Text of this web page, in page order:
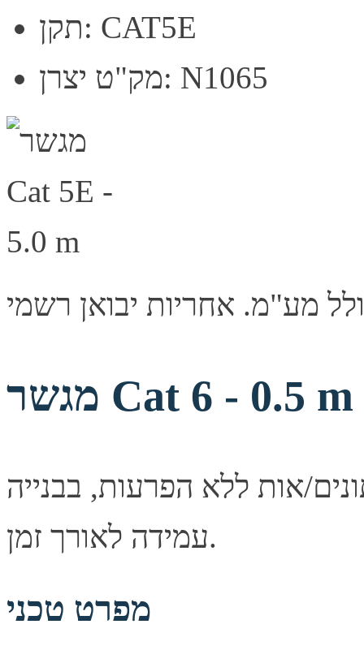
תקן: CAT5E
מק"ט יצרן: N1065
מגשר Cat 6 - 0.5 m
אות ללא הפרעות, בבנייה
עמידה לאורך זמן.
מפרט טכני